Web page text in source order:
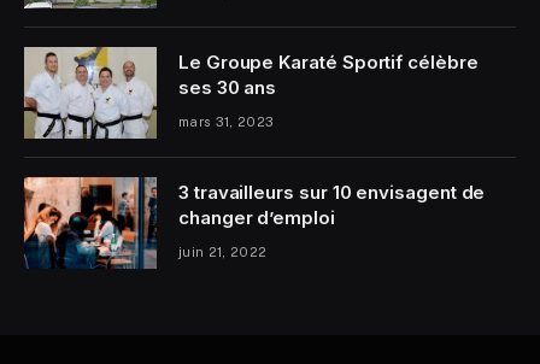
Le Groupe Karaté Sportif célèbre
ses 30 ans
mars 31, 2023
3 travailleurs sur 10 envisagent de
changer d’emploi
juin 21, 2022